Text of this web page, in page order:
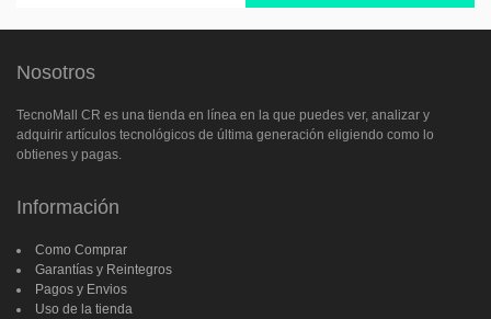
Nosotros
TecnoMall CR es una tienda en línea en la que puedes ver, analizar y
adquirir artículos tecnológicos de última generación eligiendo como lo
obtienes y pagas.
Información
Como Comprar
Garantías y Reintegros
Pagos y Envios
Uso de la tienda